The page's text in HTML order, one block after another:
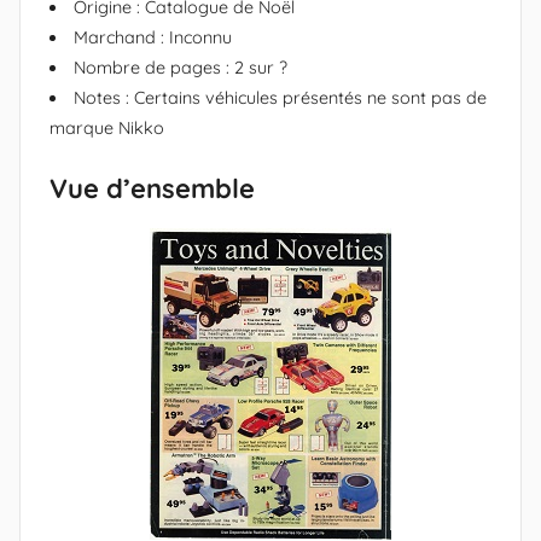
x
a
n
e
c
r
é
a
t
e
u
r
N
i
Origine : Catalogue de Noël
Marchand : Inconnu
Nombre de pages : 2 sur ?
Notes : Certains véhicules présentés ne sont pas de
marque Nikko
Vue d’ensemble